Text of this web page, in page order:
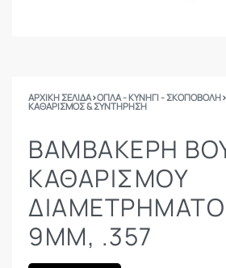
ΑΡΧΙΚΉ ΣΕΛΊΔΑ›ΟΠΛΑ - ΚΥΝΗΓΙ - ΣΚΟΠΟΒΟΛΗ›
ΚΑΘΑΡΙΣΜΌΣ & ΣΥΝΤΉΡΗΣΗ
ΒΑΜΒΑΚΕΡΉ
ΚΑΘΑΡΙΣΜΟΎ
9MM, .357